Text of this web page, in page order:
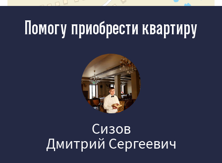
Помогу приобрести квартиру
Сизов
Дмитрий Сергеевич